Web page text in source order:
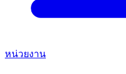
หน่วยงาน